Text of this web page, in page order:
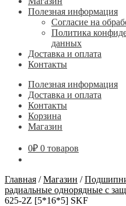
Полезная информация
Согласие на
Политика
данных
Доставка и оплата
Контакты
Полезная информация
Доставка и оплата
Контакты
Корзина
Магазин
0₽ 0 товаров
Главная /Магазин /
радиальные однорядные с
625-2Z [5*16*5] SKF